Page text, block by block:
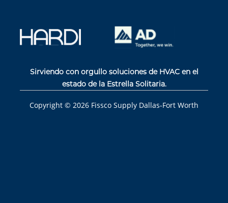
Sirviendo con orgullo soluciones de HVAC en el
estado de la Estrella Solitaria.
Copyright © 2026 Fissco Supply Dallas-Fort Worth